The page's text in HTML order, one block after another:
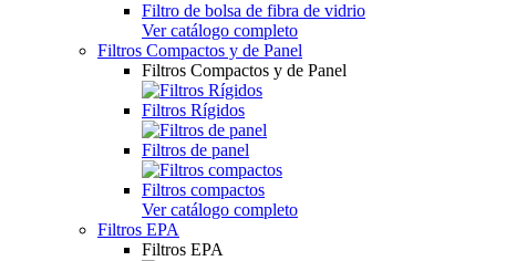
Filtro de bolsa de fibra de vidrio
Ver catálogo completo
Filtros Compactos y de Panel
Filtros Compactos y de Panel
Filtros Rígidos
Filtros de panel
Filtros compactos
Ver catálogo completo
Filtros EPA
Filtros EPA